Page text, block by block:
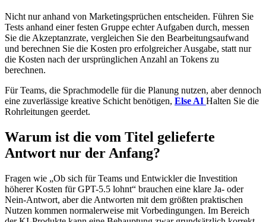
Nicht nur anhand von Marketingsprüchen entscheiden. Führen Sie
Tests anhand einer festen Gruppe echter Aufgaben durch, messen
Sie die Akzeptanzrate, vergleichen Sie den Bearbeitungsaufwand
und berechnen Sie die Kosten pro erfolgreicher Ausgabe, statt nur
die Kosten nach der ursprünglichen Anzahl an Tokens zu
berechnen.
Für Teams, die Sprachmodelle für die Planung nutzen, aber dennoch
eine zuverlässige kreative Schicht benötigen, Else AI Halten Sie die
Rohrleitungen geerdet.
Warum ist die vom Titel gelieferte
Antwort nur der Anfang?
Fragen wie „Ob sich für Teams und Entwickler die Investition
höherer Kosten für GPT-5.5 lohnt“ brauchen eine klare Ja- oder
Nein-Antwort, aber die Antworten mit dem größten praktischen
Nutzen kommen normalerweise mit Vorbedingungen. Im Bereich